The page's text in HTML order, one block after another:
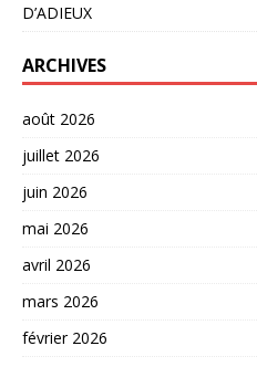
D’ADIEUX
ARCHIVES
août 2026
juillet 2026
juin 2026
mai 2026
avril 2026
mars 2026
février 2026